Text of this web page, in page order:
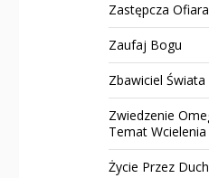
Zastępcza
Zaufaj Bogu
Zbawiciel Świata
Zwiedzenie
Temat
Życie Przez